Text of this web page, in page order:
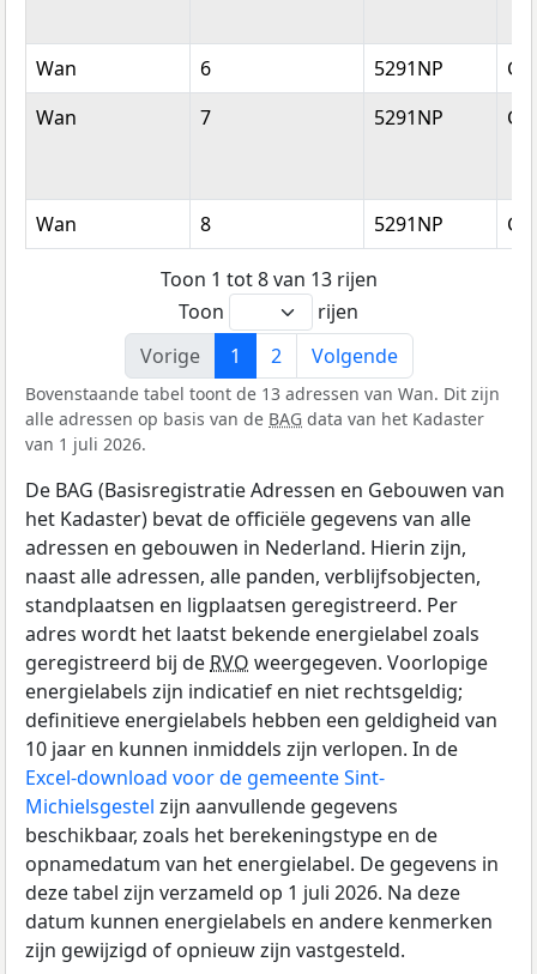
Wan 6 5291NP
Wan
7 5291NP
Wan 8 5291NP
Toon 1 tot 8 van 13 rijen
Toon
rijen
Vorige
1 2 Volgende
Bovenstaande tabel toont de 13 adressen van Wan. Dit zijn
alle adressen op basis van de BAG data van het Kadaster
van 1 juli 2026.
De BAG (Basisregistratie Adressen en Gebouwen van
het Kadaster) bevat de officiële gegevens van alle
adressen en gebouwen in Nederland. Hierin zijn,
naast alle adressen, alle panden, verblijfsobjecten,
standplaatsen en ligplaatsen geregistreerd. Per
adres wordt het laatst bekende energielabel zoals
geregistreerd bij de RVO weergegeven. Voorlopige
energielabels zijn indicatief en niet rechtsgeldig;
definitieve energielabels hebben een geldigheid van
10 jaar en kunnen inmiddels zijn verlopen. In de
Excel-download voor de gemeente Sint-
Michielsgestel zijn aanvullende gegevens
beschikbaar, zoals het berekeningstype en de
opnamedatum van het energielabel. De gegevens in
deze tabel zijn verzameld op 1 juli 2026. Na deze
datum kunnen energielabels en andere kenmerken
zijn gewijzigd of opnieuw zijn vastgesteld.